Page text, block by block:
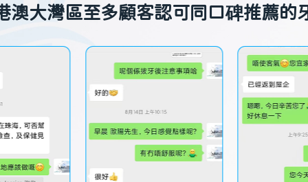
澳大灣區至多顧客認可同口碑推薦的